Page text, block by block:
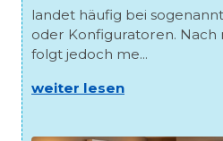
landet häufig bei
oder Konfiguratoren.
folgt jedoch me...
weiter lesen